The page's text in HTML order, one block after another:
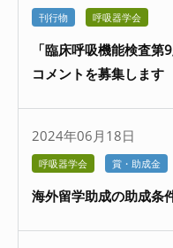
刊行物 呼吸器学会
「臨床呼吸機能検査
コメントを募集します
2024年06月18日
呼吸器学会 賞・助成金
海外留学助成の助成条